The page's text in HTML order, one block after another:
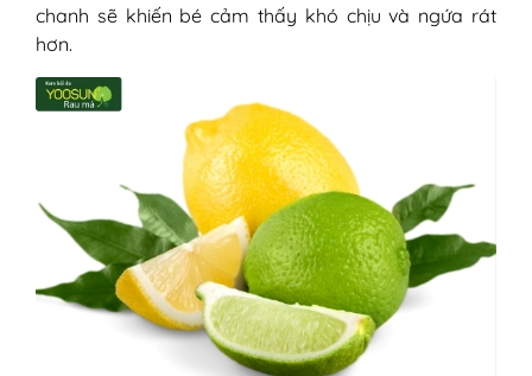
chanh sẽ khiến bé cảm thấy khó chịu và ngứa rát
hơn.